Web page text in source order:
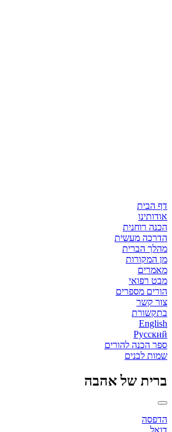
דף הבית
אודותינו
הכנה רוחנית
הדרכה מעשית
מהלך הברית
מן המקורות
מאמרים
מבט רפואי
הורים מספרים
צור קשר
בתקשורת
English
Русский
ספר הכנה להורים
שמות לבנים
ברית של אהבה
הדפסה
דואל